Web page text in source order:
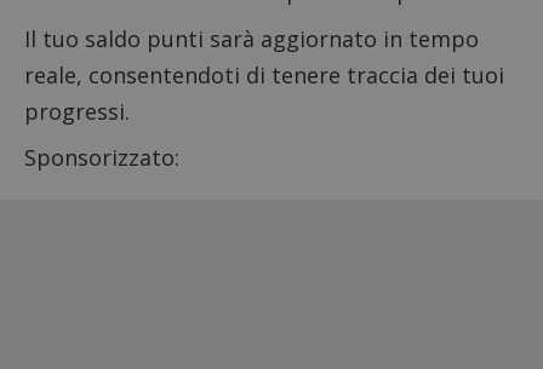
Il tuo saldo punti sarà aggiornato in tempo
reale, consentendoti di tenere traccia dei tuoi
progressi.
Sponsorizzato: